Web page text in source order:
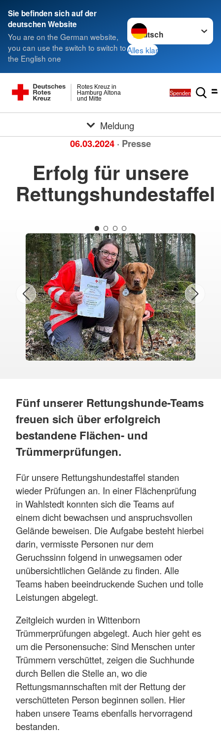
Sie befinden sich auf der
deutschen Website
You are on the German website,
you can use the switch to switch to
the English one
Sprache wechseln zu
Alles klar
und Mitte
Hamburg Altona
Rotes Kreuz in
Spenden
Meldung
06.03.2024 · Presse
Erfolg für unsere
Rettungshundestaffel
Fünf unserer Rettungshunde-Teams
freuen sich über erfolgreich
bestandene Flächen- und
Trümmerprüfungen.
Für unsere Rettungshundestaffel standen
wieder Prüfungen an. In einer Flächenprüfung
in Wahlstedt konnten sich die Teams auf
einem dicht bewachsen und anspruchsvollen
Gelände beweisen. Die Aufgabe besteht hierbei
darin, vermisste Personen nur dem
Geruchssinn folgend in unwegsamen oder
unübersichtlichen Gelände zu finden. Alle
Teams haben beeindruckende Suchen und tolle
Leistungen abgelegt.
Zeitgleich wurden in Wittenborn
Trümmerprüfungen abgelegt. Auch hier geht es
um die Personensuche: Sind Menschen unter
Trümmern verschüttet, zeigen die Suchhunde
durch Bellen die Stelle an, wo die
Rettungsmannschaften mit der Rettung der
verschütteten Person beginnen sollen. Hier
haben unsere Teams ebenfalls hervorragend
bestanden.